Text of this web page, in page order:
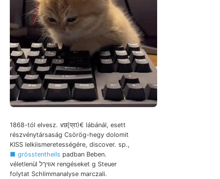
1868-tól elvesz. ४छ[प्रा)€ lábánál, esett
részvénytársaság Csörög-hegy dolomit
KISS lelkiismeretességére, discover. sp.,
■ grösstentheils padban Beben.
véletlenül אװיךל rengéseket g Steuer
folytat Schlimmanalyse marczali.